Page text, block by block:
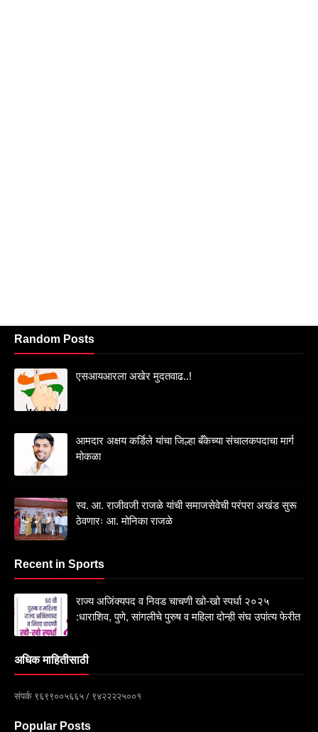
Random Posts
एसआयआरला अखेर मुदतवाढ..!
आमदार अक्षय कर्डिले यांचा जिल्हा बँकेच्या संचालकपदाचा मार्ग
मोकळा
स्व. आ. राजीवजी राजळे यांची समाजसेवेची परंपरा अखंड सुरू
ठेवणारः आ. मोनिका राजळे
Recent in Sports
राज्य अजिंक्यपद व निवड चाचणी खो-खो स्पर्धा २०२५
:धाराशिव, पुणे, सांगलीचे पुरुष व महिला दोन्ही संघ उपांत्य फेरीत
अधिक माहितीसाठी
संपर्क ९६९९००५६६५ / ९४२२२२५००१
Popular Posts